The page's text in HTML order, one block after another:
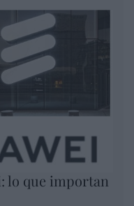
lo que importan